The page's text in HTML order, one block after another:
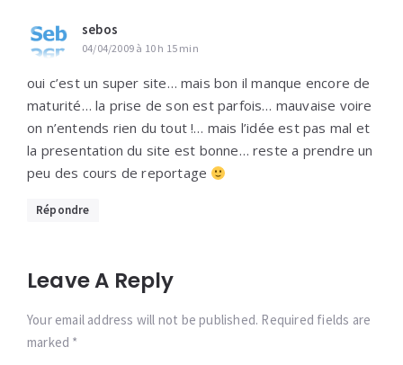
sebos
04/04/2009 à 10 h 15 min
oui c’est un super site… mais bon il manque encore de
maturité… la prise de son est parfois… mauvaise voire
on n’entends rien du tout !… mais l’idée est pas mal et
la presentation du site est bonne… reste a prendre un
peu des cours de reportage
Répondre
Leave A Reply
Your email address will not be published. Required fields are
marked *